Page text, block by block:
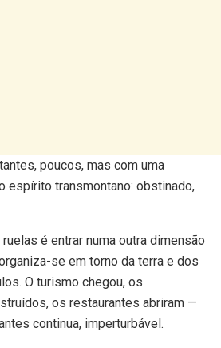
poucos, mas com uma
espírito transmontano: obstinado,
é entrar numa outra dimensão
se em torno da terra e dos
O turismo chegou, os
os restaurantes abriram —
continua, imperturbável.